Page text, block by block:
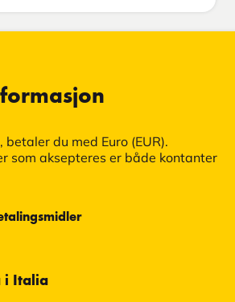
betaler du med Euro (EUR).
som aksepteres er både kontanter
i Italia